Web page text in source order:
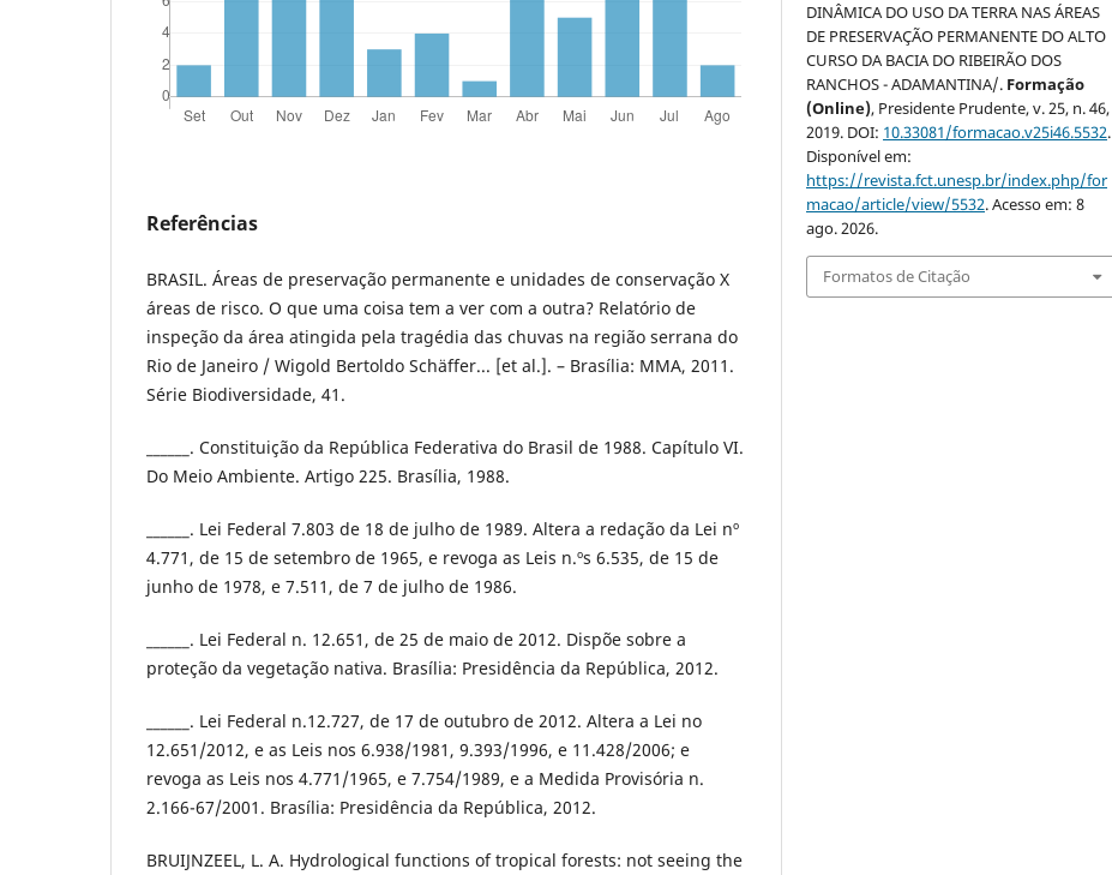
Referências
BRASIL. Áreas de preservação permanente e unidades de conservação X
áreas de risco. O que uma coisa tem a ver com a outra? Relatório de
inspeção da área atingida pela tragédia das chuvas na região serrana do
Rio de Janeiro / Wigold Bertoldo Schäffer... [et al.]. – Brasília: MMA, 2011.
Série Biodiversidade, 41.
______. Constituição da República Federativa do Brasil de 1988. Capítulo VI.
Do Meio Ambiente. Artigo 225. Brasília, 1988.
______. Lei Federal 7.803 de 18 de julho de 1989. Altera a redação da Lei nº
4.771, de 15 de setembro de 1965, e revoga as Leis n.ºs 6.535, de 15 de
junho de 1978, e 7.511, de 7 de julho de 1986.
______. Lei Federal n. 12.651, de 25 de maio de 2012. Dispõe sobre a
proteção da vegetação nativa. Brasília: Presidência da República, 2012.
______. Lei Federal n.12.727, de 17 de outubro de 2012. Altera a Lei no
12.651/2012, e as Leis nos 6.938/1981, 9.393/1996, e 11.428/2006; e
revoga as Leis nos 4.771/1965, e 7.754/1989, e a Medida Provisória n.
2.166-67/2001. Brasília: Presidência da República, 2012.
BRUIJNZEEL, L. A. Hydrological functions of tropical forests: not seeing the
DINÂMICA DO USO DA TERRA NAS ÁREAS
DE PRESERVAÇÃO PERMANENTE DO ALTO
CURSO DA BACIA DO RIBEIRÃO DOS
RANCHOS - ADAMANTINA/. Formação
(Online), Presidente Prudente, v. 25, n. 46,
2019. DOI: 10.33081/formacao.v25i46.5532.
Disponível em:
https://revista.fct.unesp.br/index.php/for
macao/article/view/5532. Acesso em: 8
ago. 2026.
Formatos de Citação